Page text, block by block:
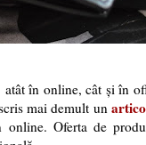
în online, cât și în
mai demult un
Oferta de